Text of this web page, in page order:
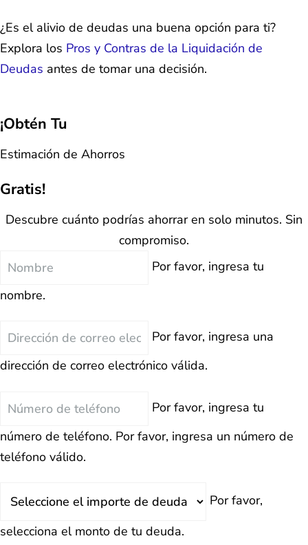
¿Es el alivio de deudas una buena opción para ti?
Explora los Pros y Contras de la Liquidación de
Deudas antes de tomar una decisión.
¡Obtén Tu
Estimación de Ahorros
Gratis!
Descubre cuánto podrías ahorrar en solo minutos. Sin
compromiso.
Nombre
Por favor, ingresa tu
nombre.
Correo
Por favor, ingresa una
dirección de correo electrónico válida.
Teléfono
Por favor, ingresa tu
número de teléfono. Por favor, ingresa un número de
teléfono válido.
Por favor,
selecciona el monto de tu deuda.